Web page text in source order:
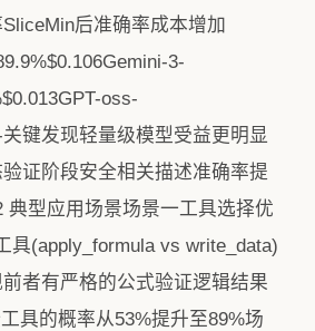
后准确率成本增加
3-
oss-
键发现轻量级模型受益更明显
证阶段安全相关描述准确率提
典型应用场景场景一工具选择优
具(apply_formula vs write_data)
者有严格的公式验证逻辑结果
具的概率从53%提升至89%场